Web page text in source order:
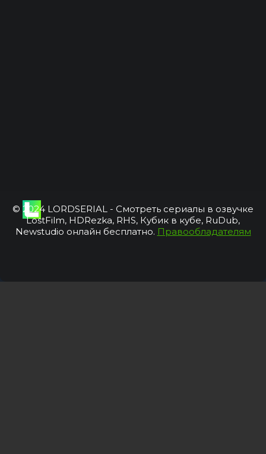
© 2024 LORDSERIAL - Смотреть сериалы в озвучке
LostFilm, HDRezka, RHS, Кубик в кубе, RuDub,
Newstudio онлайн бесплатно. Правообладателям